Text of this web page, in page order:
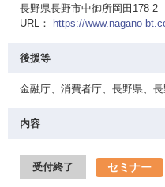
長野県長野市中御所岡田178-2
URL：
https://www.nagano-
後援等
金融庁、消費者庁、長野県、
内容
受付終了 セミナー